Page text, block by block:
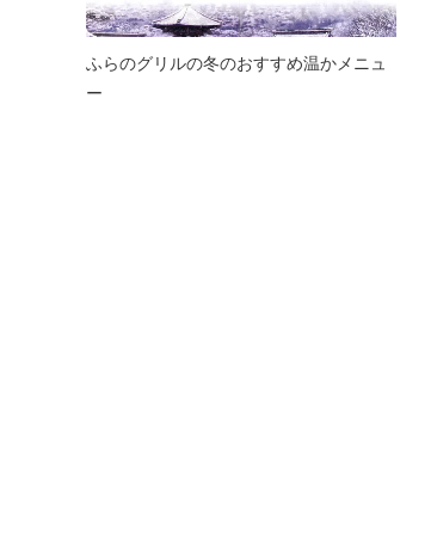
ふらのグリルの冬のおすすめ温かメニュ
ー